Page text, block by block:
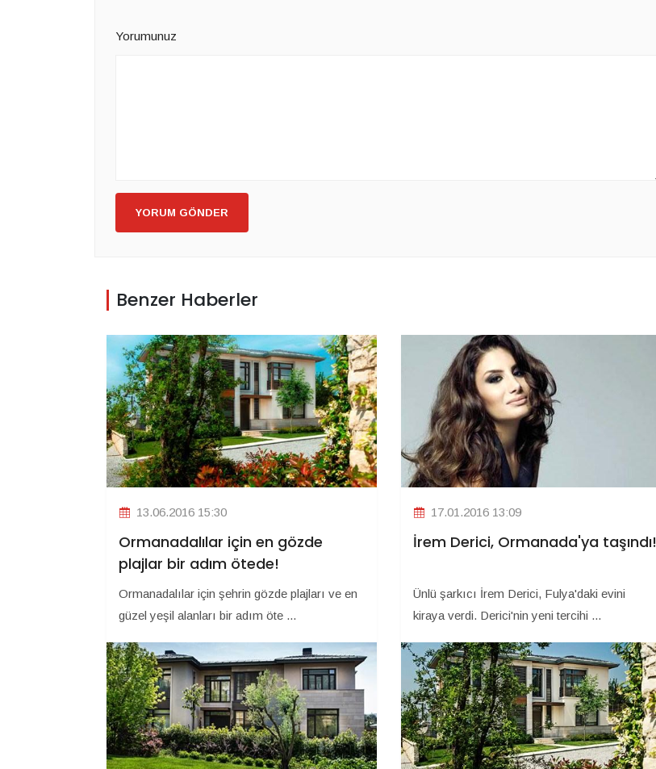
Yorumunuz
YORUM GÖNDER
Benzer Haberler
13.06.2016 15:30
Ormanadalılar için en gözde
plajlar bir adım ötede!
Ormanadalılar için şehrin gözde plajları ve en
güzel yeşil alanları bir adım öte ...
17.01.2016 13:09
İrem Derici, Ormanada'ya taşındı!
Ünlü şarkıcı İrem Derici, Fulya'daki evini
kiraya verdi. Derici'nin yeni tercihi ...